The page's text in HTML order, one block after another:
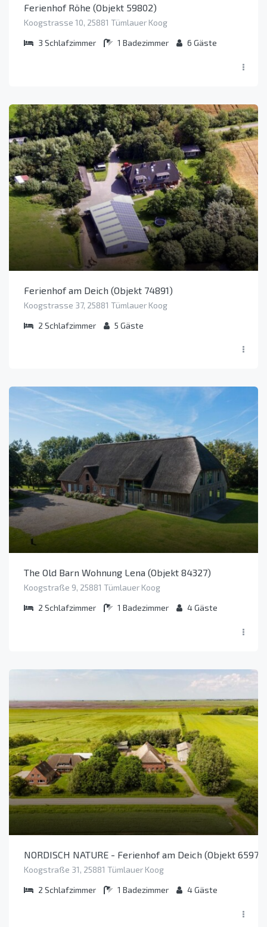
Ferienhof Röhe (Objekt 59802)
Koogstrasse 10, 25881 Tümlauer Koog
3 Schlafzimmer 1 Badezimmer 6 Gäste
Ferienhof am Deich (Objekt 74891)
Koogstrasse 37, 25881 Tümlauer Koog
2 Schlafzimmer 5 Gäste
The Old Barn Wohnung Lena (Objekt 84327)
Koogstraße 9, 25881 Tümlauer Koog
2 Schlafzimmer 1 Badezimmer 4Gäste
NORDISCH NATURE - Ferienhof am Deich (Objekt 65978)
Koogstraße 31, 25881 Tümlauer Koog
2 Schlafzimmer 1 Badezimmer 4Gäste